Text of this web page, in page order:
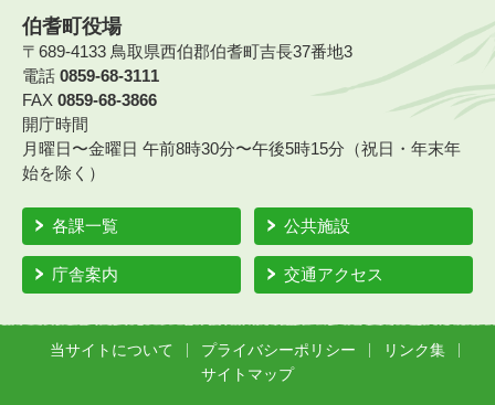
伯耆町役場
〒689-4133 鳥取県西伯郡伯耆町吉長37番地3
電話 0859-68-3111
FAX 0859-68-3866
開庁時間
月曜日〜金曜日 午前8時30分〜午後5時15分（祝日・年末年
始を除く）
各課一覧 公共施設
庁舎案内 交通アクセス
当サイトについて プライバシーポリシー
リンク集
サイトマップ